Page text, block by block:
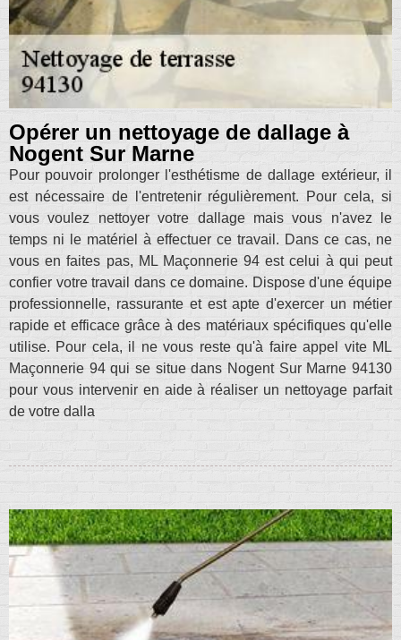
Opérer un nettoyage de dallage à
Nogent Sur Marne
Pour pouvoir prolonger l'esthétisme de dallage extérieur, il
est nécessaire de l'entretenir régulièrement. Pour cela, si
vous voulez nettoyer votre dallage mais vous n'avez le
temps ni le matériel à effectuer ce travail. Dans ce cas, ne
vous en faites pas, ML Maçonnerie 94 est celui à qui peut
confier votre travail dans ce domaine. Dispose d'une équipe
professionnelle, rassurante et est apte d'exercer un métier
rapide et efficace grâce à des matériaux spécifiques qu'elle
utilise. Pour cela, il ne vous reste qu'à faire appel vite ML
Maçonnerie 94 qui se situe dans Nogent Sur Marne 94130
pour vous intervenir en aide à réaliser un nettoyage parfait
de votre dalla